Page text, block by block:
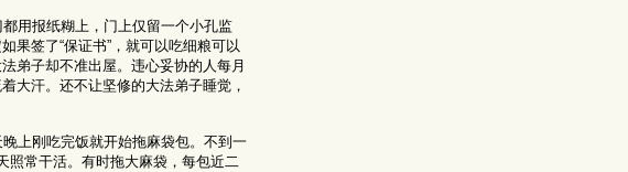
用报纸糊上，门上仅留一个小孔监
果签了“保证书”，就可以吃细粮可以
弟子却不准出屋。违心妥协的人每月
大汗。还不让坚修的大法弟子睡觉，
上刚吃完饭就开始拖麻袋包。不到一
照常干活。有时拖大麻袋，每包近二